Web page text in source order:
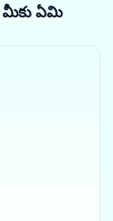
మీకు ఏమి